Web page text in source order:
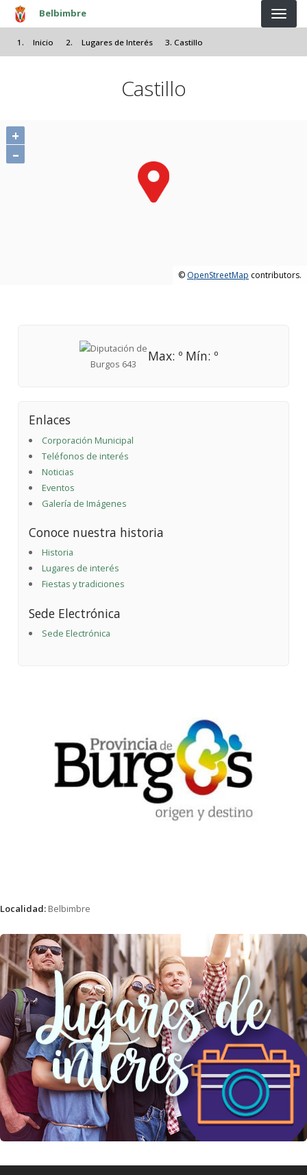
Pasar al contenido principal
Belbimbre
Inicio Lugares de Interés Castillo
Castillo
+
–
© OpenStreetMap contributors.
Max: º Mín: º
Enlaces
Corporación Municipal
Teléfonos de interés
Noticias
Eventos
Galería de Imágenes
Conoce nuestra historia
Historia
Lugares de interés
Fiestas y tradiciones
Sede Electrónica
Sede Electrónica
Localidad: Belbimbre